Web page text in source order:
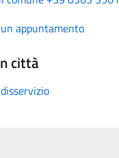
appuntamento
città